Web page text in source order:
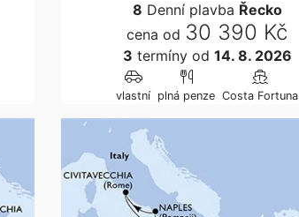
8 Denní plavba Řecko
cena od 30 390 Kč
3 termínyod 14. 8. 2026
vlastní plná penze Costa Fortuna